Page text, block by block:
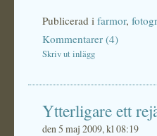
Publicerad i farmor,
Kommentarer (4)
Skriv ut inlägg
Ytterligare ett
den 5 maj 2009, kl 08:19